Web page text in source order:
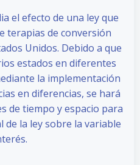
el efecto de una ley que
terapias de conversión
Unidos. Debido a que
estados en diferentes
la implementación
en diferencias, se hará
de tiempo y espacio para
de la ley sobre la variable